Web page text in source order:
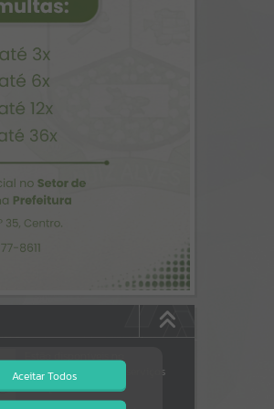
Estão disponíveis no
autoatendimento
serviços
dos quais...
Aceitar Todos